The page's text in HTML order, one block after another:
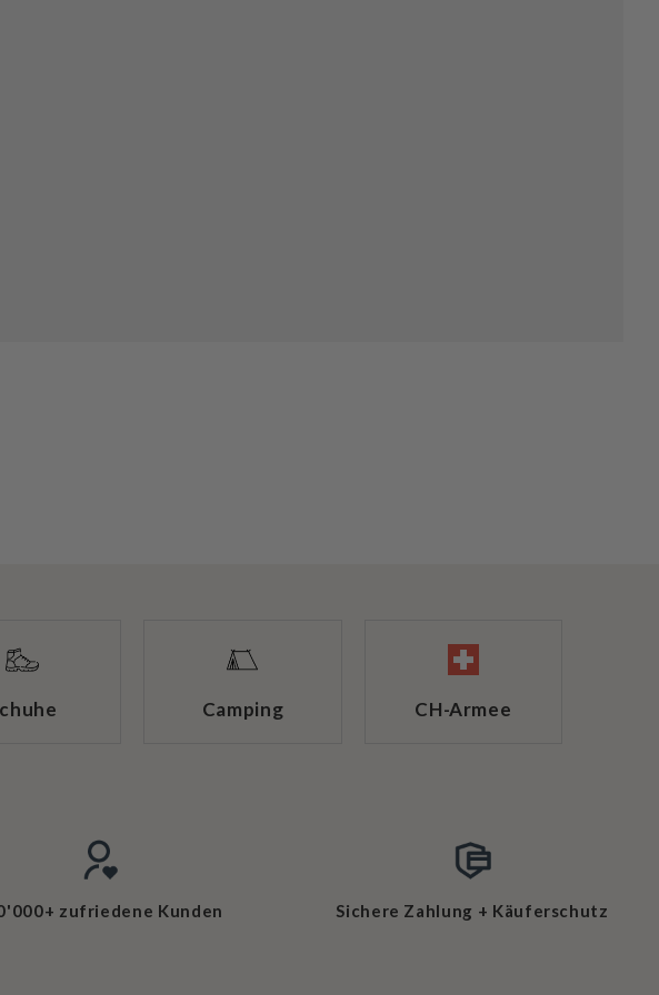
Camping CH-Armee
zufriedene Kunden Sichere Zahlung + Käuferschutz